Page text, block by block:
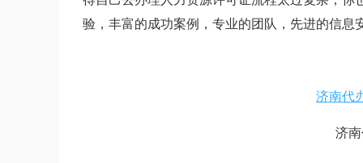
验，丰富的成功案例，专业的团队，先进的信息
济南代
济